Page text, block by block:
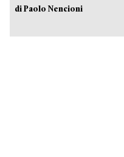
di Paolo Nencioni